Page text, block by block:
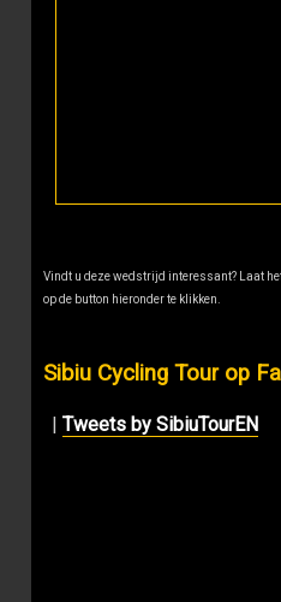
Vindt u deze wedstrijd interessant? Laat
op de button hieronder te klikken.
Sibiu Cycling Tour op
| Tweets by SibiuTourEN